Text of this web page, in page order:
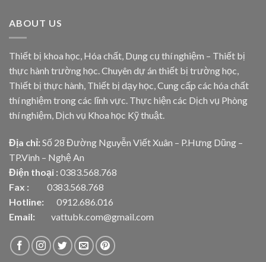
ABOUT US
Thiết bị khoa học, Hóa chất, Dụng cụ thí nghiệm – Thiết bị
thực hành trường học. Chuyên dự án thiết bị trường học,
Thiết bị thực hành, Thiết bị dạy học, Cung cấp các hóa chất
thí nghiệm trong các lĩnh vực. Thực hiện các Dịch vụ Phòng
thí nghiệm, Dịch vụ Khoa học Kỹ thuật.
Địa chỉ: Số 28 Đường Nguyễn Viết Xuân – P.Hưng Dũng –
TP.Vinh – Nghệ An
Điện thoại : 0383.568.768
Fax : 0383.568.768
Hotline: 0912.686.016
Email:
vattubk.com@gmail.com